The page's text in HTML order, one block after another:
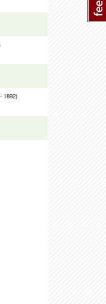
- 1892)